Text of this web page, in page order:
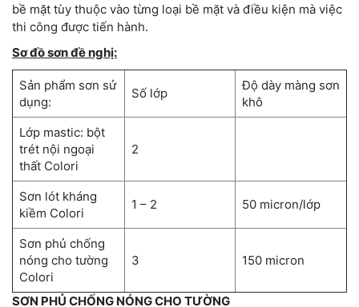
bề mặt tùy thuộc vào từng loại bề mặt và điều kiện mà việc
thi công được tiến hành.
Sơ đồ sơn đề nghị:
Sản phẩm sơn sử
dụng:
Số lớp
Độ dày màng sơn
khô
Lớp mastic: bột
trét nội ngoại
thất Colori
2
Sơn lót kháng
kiềm Colori
1 – 2 50 micron/lớp
Sơn phủ chống
nóng cho tường
Colori
3 150 micron
SƠN PHỦ CHỐNG NÓNG CHO TƯỜNG